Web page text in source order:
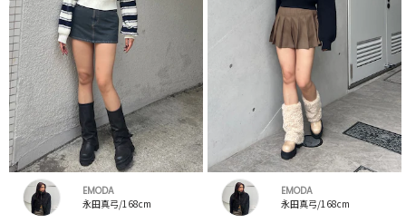
EMODA
永田真弓/168cm
EMODA
永田真弓/168cm